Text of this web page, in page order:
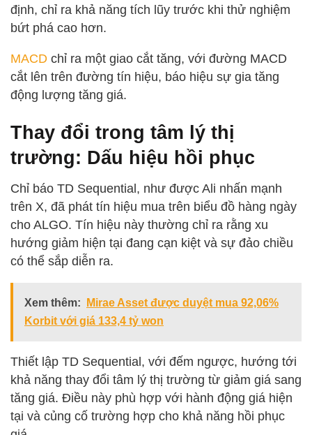
định, chỉ ra khả năng tích lũy trước khi thử nghiệm
bứt phá cao hơn.
MACD chỉ ra một giao cắt tăng, với đường MACD
cắt lên trên đường tín hiệu, báo hiệu sự gia tăng
động lượng tăng giá.
Thay đổi trong tâm lý thị
trường: Dấu hiệu hồi phục
Chỉ báo TD Sequential, như được Ali nhấn mạnh
trên X, đã phát tín hiệu mua trên biểu đồ hàng ngày
cho ALGO. Tín hiệu này thường chỉ ra rằng xu
hướng giảm hiện tại đang cạn kiệt và sự đảo chiều
có thể sắp diễn ra.
Xem thêm:
Mirae Asset được duyệt mua 92,06%
Korbit với giá 133,4 tỷ won
Thiết lập TD Sequential, với đếm ngược, hướng tới
khả năng thay đổi tâm lý thị trường từ giảm giá sang
tăng giá. Điều này phù hợp với hành động giá hiện
tại và củng cố trường hợp cho khả năng hồi phục